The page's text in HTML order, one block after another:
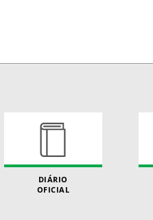
DIÁRIO
OFICIAL